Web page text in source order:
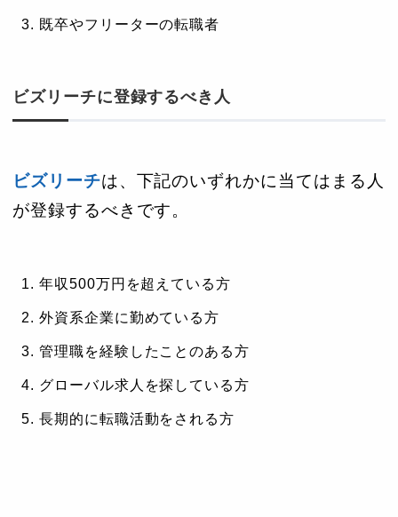
既卒やフリーターの転職者
ビズリーチに登録するべき人
ビズリーチは、下記のいずれかに当てはまる人
が登録するべきです。
年収500万円を超えている方
外資系企業に勤めている方
管理職を経験したことのある方
グローバル求人を探している方
長期的に転職活動をされる方